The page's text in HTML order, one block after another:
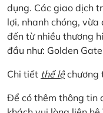
dụng. Các giao dịch
lợi, nhanh chóng,
đến từ nhiều thương
đầu như: Golden
Chi tiết thể lệchương
Để có thêm thông tin